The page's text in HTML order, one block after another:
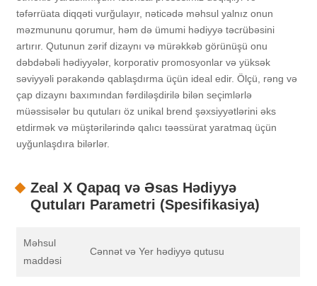
təfərrüata diqqəti vurğulayır, nəticədə məhsul yalnız onun
məzmununu qorumur, həm də ümumi hədiyyə təcrübəsini
artırır. Qutunun zərif dizaynı və mürəkkəb görünüşü onu
dəbdəbəli hədiyyələr, korporativ promosyonlar və yüksək
səviyyəli pərakəndə qablaşdırma üçün ideal edir. Ölçü, rəng və
çap dizaynı baxımından fərdiləşdirilə bilən seçimlərlə
müəssisələr bu qutuları öz unikal brend şəxsiyyətlərini əks
etdirmək və müştərilərində qalıcı təəssürat yaratmaq üçün
uyğunlaşdıra bilərlər.
Zeal X Qapaq və Əsas Hədiyyə
Qutuları Parametri (Spesifikasiya)
Məhsul
maddəsi
Cənnət və Yer hədiyyə qutusu